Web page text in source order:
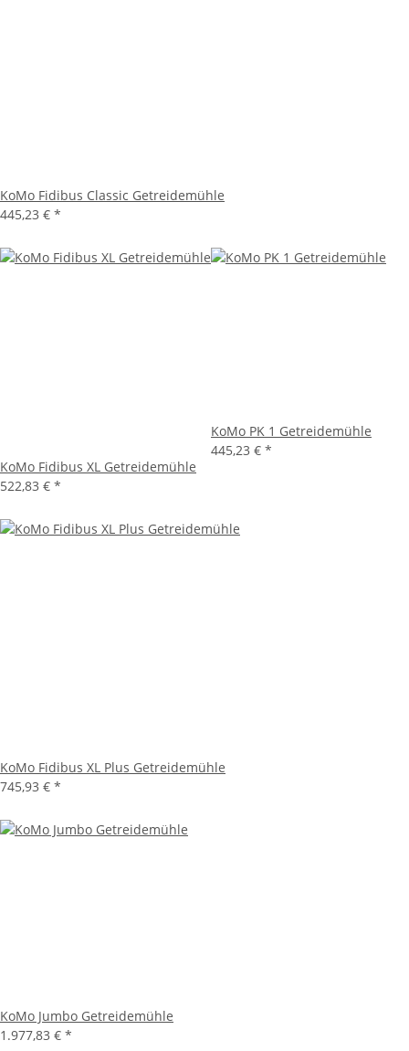
KoMo Fidibus Classic Getreidemühle
445,23 € *
KoMo Fidibus XL Getreidemühle
522,83 € *
KoMo PK 1 Getreidemühle
445,23 € *
KoMo Fidibus XL Plus Getreidemühle
745,93 € *
KoMo Jumbo Getreidemühle
1.977,83 € *